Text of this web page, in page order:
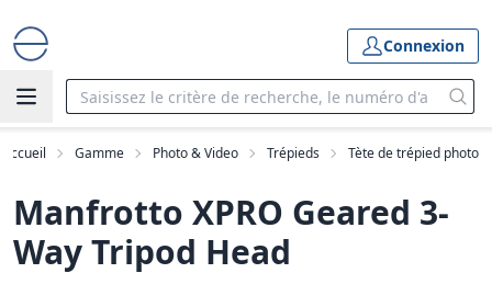
Connexion
Accueil Gamme Photo & Video Trépieds Tète de trépied photo
Manfrotto XPRO Geared 3-
Way Tripod Head